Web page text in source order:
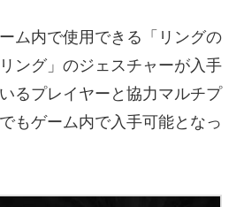
ム内で使用できる「リングの
ング」のジェスチャーが入手
るプレイヤーと協力マルチプ
もゲーム内で入手可能となっ